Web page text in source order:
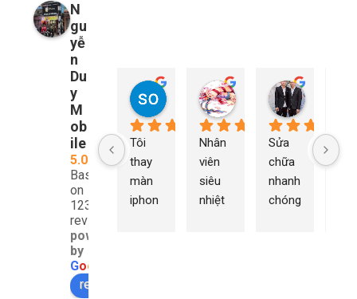
N
gu
yễ
n
Du
y
M
ob
ile
5.0
Based
on
1232
reviews
powered
by
Goo
review us on
so young
2 năm trước
Tôi
thay
màn
iphon
My Nguyễn
2 năm trước
Nhân
viên
siêu
nhiệt
Sửa
chữa
nhanh
chóng
n